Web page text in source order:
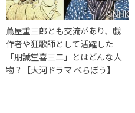
蔦屋重三郎とも交流があり、戯
作者や狂歌師として活躍した
「朋誠堂喜三二」とはどんな人
物？【大河ドラマ べらぼう】